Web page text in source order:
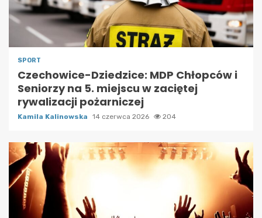
SPORT
Czechowice-Dziedzice: MDP Chłopców i
Seniorzy na 5. miejscu w zaciętej
rywalizacji pożarniczej
Kamila Kalinowska 14 czerwca 2026 204